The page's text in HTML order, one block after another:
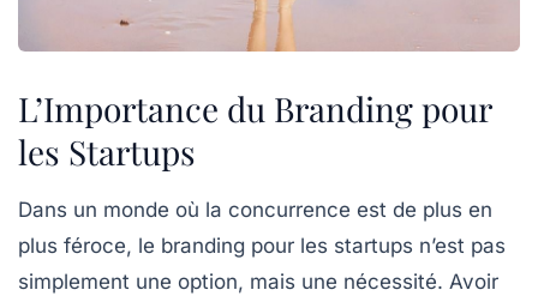
L’Importance du Branding pour
les Startups
Dans un monde où la concurrence est de plus en
plus féroce, le branding pour les startups n’est pas
simplement une option, mais une nécessité. Avoir